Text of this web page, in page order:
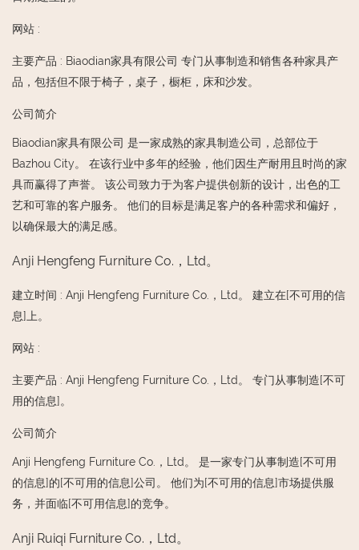
网站 :
主要产品 : Biaodian家具有限公司 专门从事制造和销售各种家具产
品，包括但不限于椅子，桌子，橱柜，床和沙发。
公司简介
Biaodian家具有限公司 是一家成熟的家具制造公司，总部位于
Bazhou City。 在该行业中多年的经验，他们因生产耐用且时尚的家
具而赢得了声誉。 该公司致力于为客户提供创新的设计，出色的工
艺和可靠的客户服务。 他们的目标是满足客户的各种需求和偏好，
以确保最大的满足感。
Anji Hengfeng Furniture Co.，Ltd。
建立时间 : Anji Hengfeng Furniture Co.，Ltd。 建立在[不可用的信
息]上。
网站 :
主要产品 : Anji Hengfeng Furniture Co.，Ltd。 专门从事制造[不可
用的信息]。
公司简介
Anji Hengfeng Furniture Co.，Ltd。 是一家专门从事制造[不可用
的信息]的[不可用的信息]公司。 他们为[不可用的信息]市场提供服
务，并面临[不可用信息]的竞争。
Anji Ruiqi Furniture Co.，Ltd。